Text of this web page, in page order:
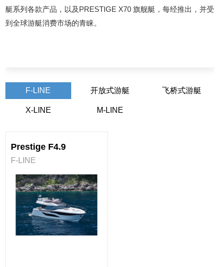
艇系列各款产品，以及PRESTIGE X70 旗舰艇，每经推出，并受
到全球游艇消费市场的青睐。
F-LINE 开放式游艇 飞桥式游艇
X-LINE M-LINE
Prestige F4.9
F-LINE